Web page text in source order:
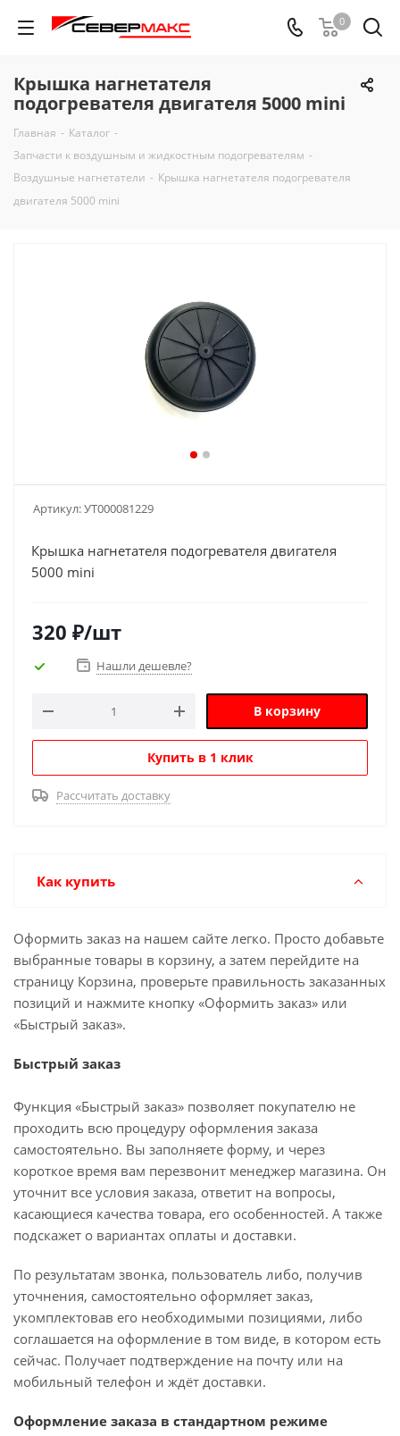
0
Крышка нагнетателя
подогревателя двигателя 5000 mini
Главная - Каталог -
Запчасти к воздушным и жидкостным подогревателям -
Воздушные нагнетатели - Крышка нагнетателя подогревателя
двигателя 5000 mini
Артикул:УТ000081229
Крышка нагнетателя подогревателя двигателя
5000 mini
320 ₽/шт
Нашли дешевле?
В корзину
Купить в 1 клик
Рассчитать доставку
Как купить
Оформить заказ на нашем сайте легко. Просто добавьте
выбранные товары в корзину, а затем перейдите на
страницу Корзина, проверьте правильность заказанных
позиций и нажмите кнопку «Оформить заказ» или
«Быстрый заказ».
Быстрый заказ
Функция «Быстрый заказ» позволяет покупателю не
проходить всю процедуру оформления заказа
самостоятельно. Вы заполняете форму, и через
короткое время вам перезвонит менеджер магазина. Он
уточнит все условия заказа, ответит на вопросы,
касающиеся качества товара, его особенностей. А также
подскажет о вариантах оплаты и доставки.
По результатам звонка, пользователь либо, получив
уточнения, самостоятельно оформляет заказ,
укомплектовав его необходимыми позициями, либо
соглашается на оформление в том виде, в котором есть
сейчас. Получает подтверждение на почту или на
мобильный телефон и ждёт доставки.
Оформление заказа в стандартном режиме